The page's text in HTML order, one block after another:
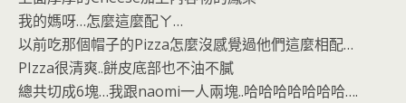
我的媽呀…怎麼這麼配ㄚ…
以前吃那個帽子的Pizza怎麼沒感覺過他們這麼相配…
PIzza很清爽..餅皮底部也不油不膩
總共切成6塊…我跟naomi一人兩塊..哈哈哈哈哈哈哈….